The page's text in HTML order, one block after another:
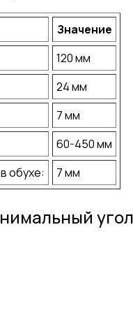
Значение
120 мм
24 мм
7 мм
60-450 мм
обухе:
7 мм